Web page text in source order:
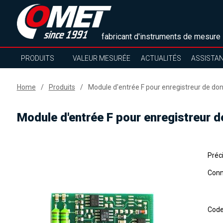
fabricant d'instruments de mesure
PRODUITS VALEUR MESURÉE ACTUALITÉS
Home Produits Module d'entrée F pour enregistreur de
Module d'entrée F pour enregistreur